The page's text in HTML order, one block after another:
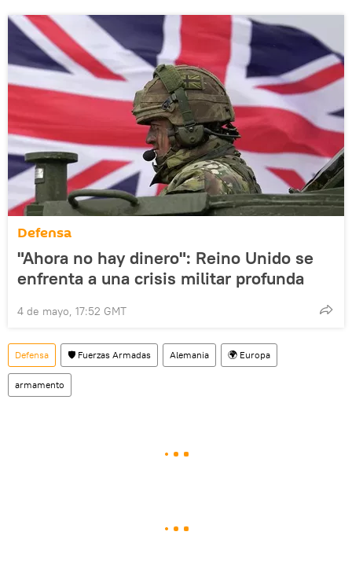
Defensa
"Ahora no hay dinero": Reino Unido se
enfrenta a una crisis militar profunda
4 de mayo, 17:52 GMT
Defensa 🛡️ Fuerzas Armadas Alemania 🌍 Europa
armamento